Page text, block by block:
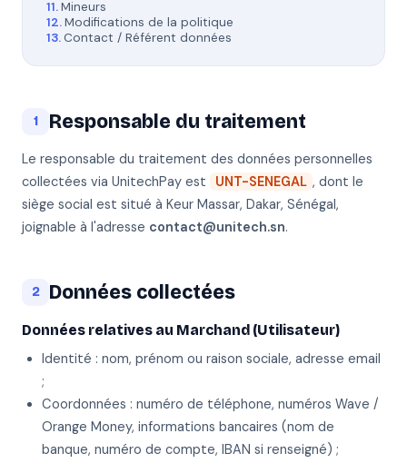
Mineurs
Modifications de la politique
Contact / Référent données
1 Responsable du traitement
Le responsable du traitement des données personnelles
collectées via UnitechPay est
UNT-SENEGAL , dont le
siège social est situé à Keur Massar, Dakar, Sénégal,
joignable à l'adresse contact@unitech.sn.
2 Données collectées
Données relatives au Marchand (Utilisateur)
Identité : nom, prénom ou raison sociale, adresse email
;
Coordonnées : numéro de téléphone, numéros Wave /
Orange Money, informations bancaires (nom de
banque, numéro de compte, IBAN si renseigné) ;